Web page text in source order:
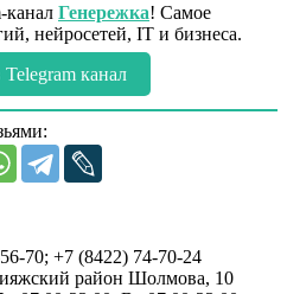
канал Генережка! Самое
нейросетей, IT и бизнеса.
канал
70; +7 (8422) 74-70-24
район Шолмова, 10